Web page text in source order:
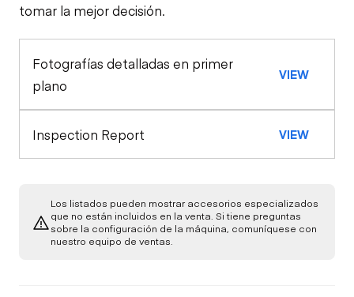
Out/Stop
Control Station
Warning Lights
Gauges
Limited Function
Engine
Fuel Leaks
Drivetrain
Limited Function
Check (Drivetrain-
Chassis
Hydraulics
tomar la mejor decisión.
Fotografías detalladas en primer
plano
VIEW
Inspection Report VIEW
Los listados pueden mostrar accesorios especializados
que no están incluidos en la venta. Si tiene preguntas
sobre la configuración de la máquina, comuníquese con
nuestro equipo de ventas.